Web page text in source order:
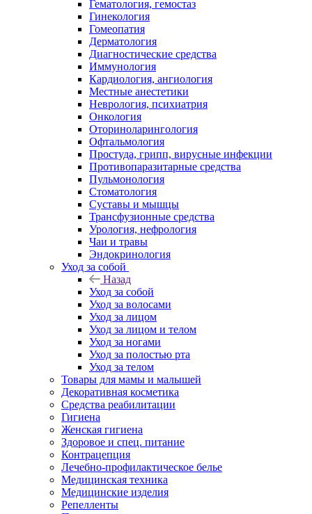
Гематология, гемостаз
Гинекология
Гомеопатия
Дерматология
Диагностические средства
Иммунология
Кардиология, ангиология
Местные анестетики
Неврология, психиатрия
Онкология
Оториноларингология
Офтальмология
Простуда, грипп, вирусные инфекции
Противопаразитарные средства
Пульмонология
Стоматология
Суставы и мышцы
Трансфузионные средства
Урология, нефрология
Чаи и травы
Эндокринология
Уход за собой
Назад
Уход за собой
Уход за волосами
Уход за лицом
Уход за лицом и телом
Уход за ногами
Уход за полостью рта
Уход за телом
Товары для мамы и малышей
Декоративная косметика
Средства реабилитации
Гигиена
Женская гигиена
Здоровое и спец. питание
Контрацепция
Лечебно-профилактическое белье
Медицинская техника
Медицинские изделия
Репелленты